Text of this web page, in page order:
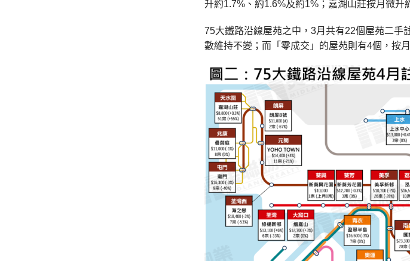
升約1.7%、約1.6%及約1%；嘉湖山莊按月微升
75大鐵路沿線屋苑之中，3月共有22個屋苑二手
數維持不變；而「零成交」的屋苑則有4個，按